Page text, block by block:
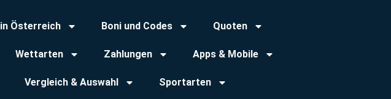
Österreich Boni und Codes Quoten
Wettarten Zahlungen Apps & Mobile
Vergleich & Auswahl Sportarten